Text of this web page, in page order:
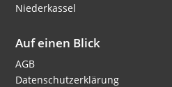
Niederkassel
Auf einen Blick
AGB
Datenschutzerklärung